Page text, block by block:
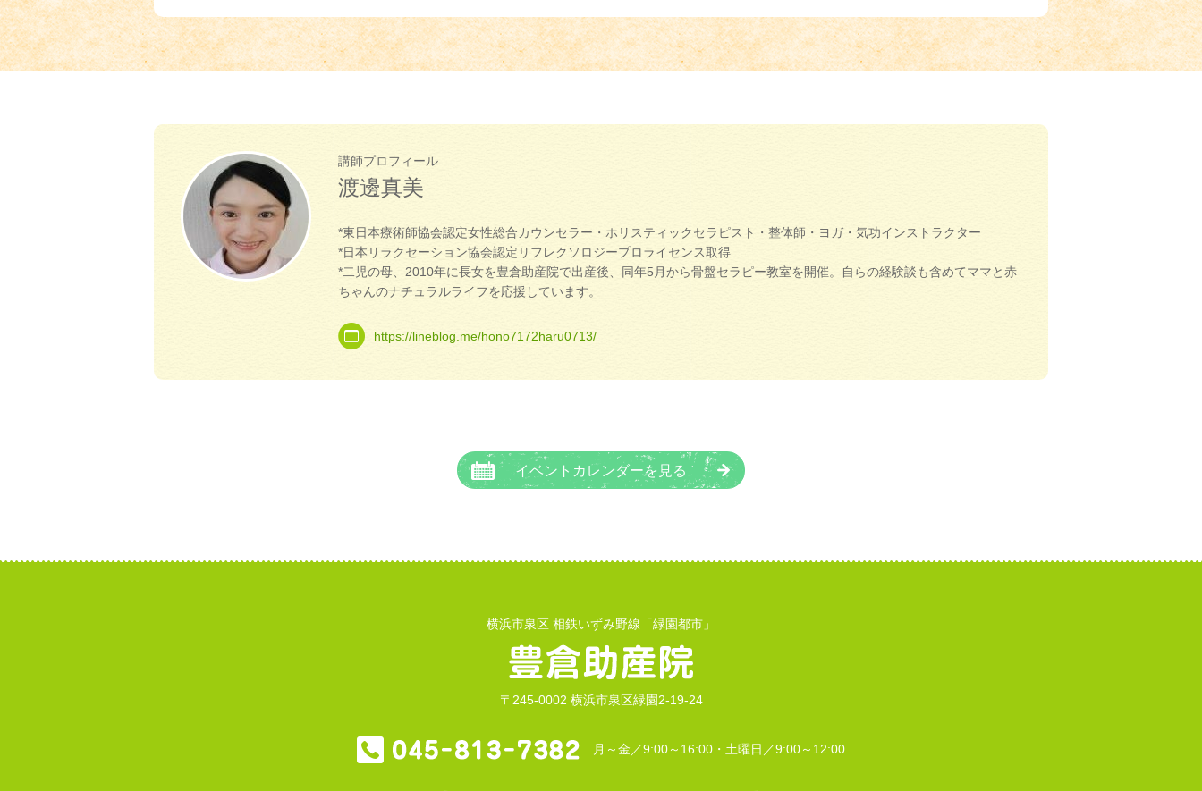
講師プロフィール
渡邊真美
*東日本療術師協会認定女性総合カウンセラー・ホリスティックセラピスト・整体師・ヨガ・気功インストラクター
*日本リラクセーション協会認定リフレクソロジープロライセンス取得
*二児の母、2010年に長女を豊倉助産院で出産後、同年5月から骨盤セラピー教室を開催。自らの経験談も含めてママと赤
ちゃんのナチュラルライフを応援しています。
https://lineblog.me/hono7172haru0713/
イベントカレンダーを見る
横浜市泉区 相鉄いずみ野線「緑園都市」
〒245-0002 横浜市泉区緑園2-19-24
月～金／9:00～16:00・土曜日／9:00～12:00